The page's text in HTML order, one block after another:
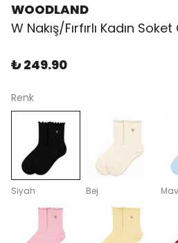
WOODLAND
W Nakış/Fırfırlı Kadın
₺ 249.90
Renk
Siyah Bej